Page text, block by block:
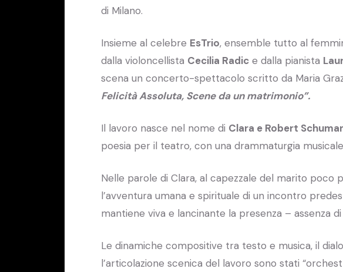
di Milano.
Insieme al celebre EsTrio, ensemble tutto al
dalla violoncellista Cecilia Radic e dalla pianista
scena un concerto-spettacolo scritto da Maria
Felicità Assoluta, Scene da un matrimonio”.
Il lavoro nasce nel nome di Clara e Robert
poesia per il teatro, con una drammaturgia
Nelle parole di Clara, al capezzale del marito poco
l’avventura umana e spirituale di un incontro
mantiene viva e lancinante la presenza – assenza
Le dinamiche compositive tra testo e musica, il
l’articolazione scenica del lavoro sono stati